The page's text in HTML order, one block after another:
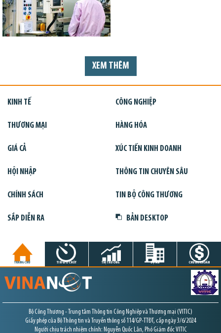
XEM THÊM
KINH TẾ CÔNG NGHIỆP
THƯƠNG MẠI HÀNG HÓA
GIÁ CẢ XÚC TIẾN KINH DOANH
HỘI NHẬP THÔNG TIN CHUYÊN SÂU
CHÍNH SÁCH TIN BỘ CÔNG THƯƠNG
SẮP DIỄN RA BẢN DESKTOP
TRANG CHỦ TIN GIỜ CHÓT THỊ TRƯỜNG DỰ ÁN CHỨNG KHOÁN
Bộ Công Thương - Trung tâm Thông tin Công Nghiệp và Thương mại (VITIC)
Giấy phép của Bộ Thông tin và Truyền thông số 114/GP-TTĐT, cấp ngày 3/6/2024
Người chịu trách nhiệm chính: Nguyễn Quốc Lân, Phó Giám đốc VITIC